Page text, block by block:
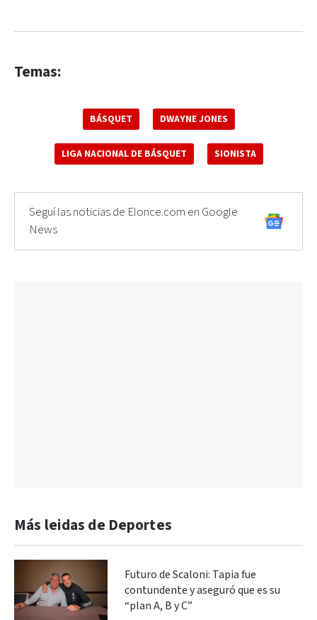
Temas:
BÁSQUET DWAYNE JONES
LIGA NACIONAL DE BÁSQUET SIONISTA
Seguí las noticias de Elonce.com en Google
News
Más leidas de Deportes
Futuro de Scaloni: Tapia fue
contundente y aseguró que es su
“plan A, B y C”